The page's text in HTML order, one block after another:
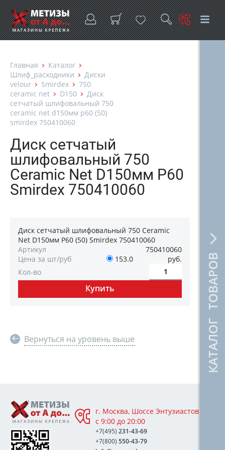
КАТАЛОГ ТОВАРОВ
Главная
Каталог
Шлиф_расходники
Диски
velour
Smirdex
750
ceramic net
D150
Диск
сетчатый шлифовальный 750
ceramic net d150мм p60 (50)
smirdex 750410060
Диск сетчатый
шлифовальный 750
Ceramic Net D150мм P60
Smirdex 750410060
Диск сетчатый шлифовальный 750 Ceramic
Net D150мм P60 (50) Smirdex 750410060
Артикул
750410060
Цена за шт/руб
153.0
руб.
Кол-во
Вернуться на уровень выше
г. Москва, Шоссе Энтузиастов 76А,
с 9:00 до 20:00
+7(495) 231-43-69
+7(800) 550-43-79